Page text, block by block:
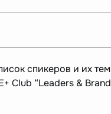
спикеров и их
Club “Leaders &